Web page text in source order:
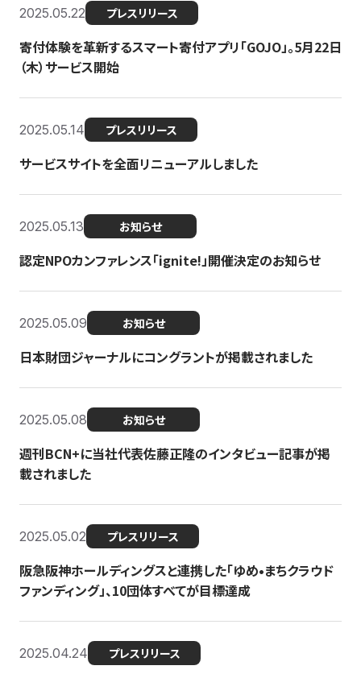
2025.05.22 プレスリリース
寄付体験を革新するスマート寄付アプリ「GOJO」。5月22日
（木）サービス開始
2025.05.14 プレスリリース
サービスサイトを全面リニューアルしました
2025.05.13 お知らせ
認定NPOカンファレンス「ignite!」開催決定のお知らせ
2025.05.09 お知らせ
日本財団ジャーナルにコングラントが掲載されました
2025.05.08 お知らせ
週刊BCN+に当社代表佐藤正隆のインタビュー記事が掲
載されました
2025.05.02 プレスリリース
阪急阪神ホールディングスと連携した「ゆめ•まちクラウド
ファンディング」、10団体すべてが目標達成
2025.04.24 プレスリリース